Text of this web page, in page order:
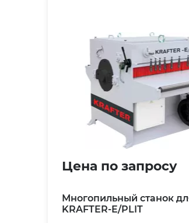
Цена по запросу
Многопильный станок
KRAFTER-E/PLIT